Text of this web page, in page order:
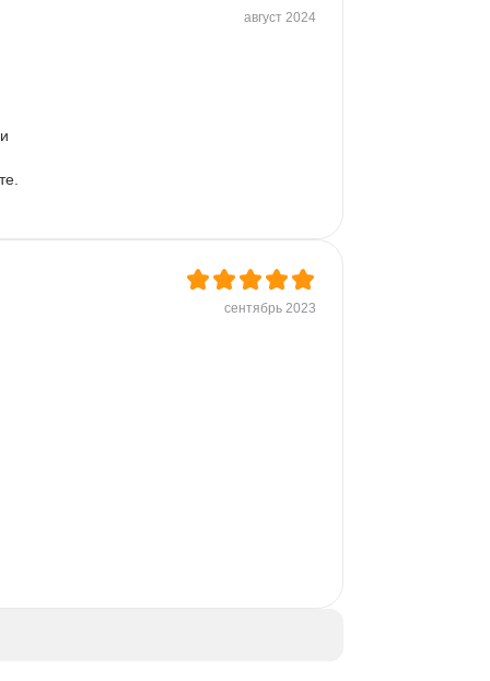
август 2024
сентябрь 2023